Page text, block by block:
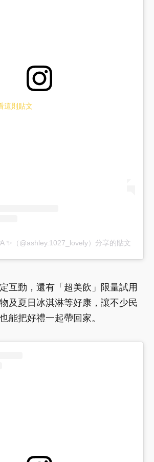
這則貼文
✨（@ashley.1027_lovely）分享的貼文
互動，還有「超美飲」限量試用
及夏日冰淇淋等好康，讓不少民
能把好禮一起帶回家。